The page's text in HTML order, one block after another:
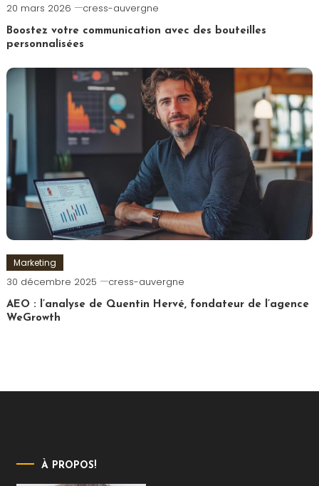
20 mars 2026 cress-auvergne
Boostez votre communication avec des bouteilles
personnalisées
Marketing
30 décembre 2025 cress-auvergne
AEO : l’analyse de Quentin Hervé, fondateur de l’agence
WeGrowth
À PROPOS!